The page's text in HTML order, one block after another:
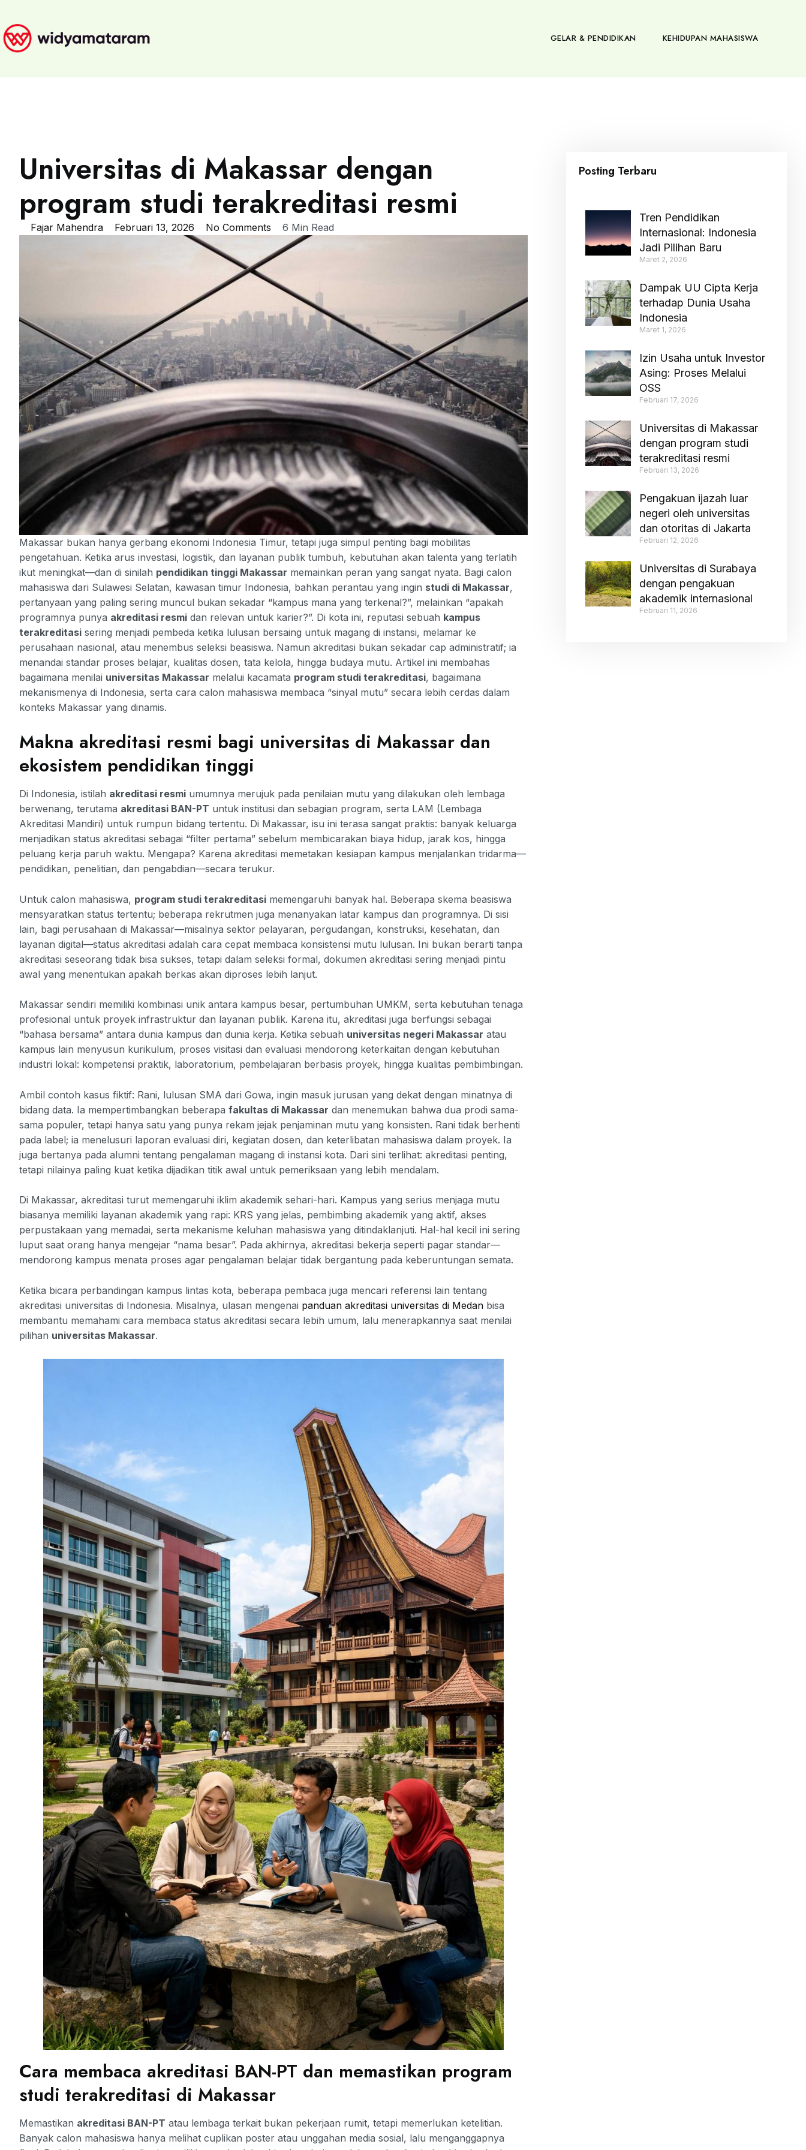
GELAR & PENDIDIKAN KEHIDUPAN MAHASISWA
Universitas di Makassar dengan
program studi terakreditasi resmi
Fajar Mahendra Februari 13, 2026 No Comments 6 Min Read
Makassar bukan hanya gerbang ekonomi Indonesia Timur, tetapi juga simpul penting bagi mobilitas
pengetahuan. Ketika arus investasi, logistik, dan layanan publik tumbuh, kebutuhan akan talenta yang terlatih
ikut meningkat—dan di sinilah pendidikan tinggi Makassar memainkan peran yang sangat nyata. Bagi calon
mahasiswa dari Sulawesi Selatan, kawasan timur Indonesia, bahkan perantau yang ingin studi di Makassar,
pertanyaan yang paling sering muncul bukan sekadar “kampus mana yang terkenal?”, melainkan “apakah
programnya punya akreditasi resmi dan relevan untuk karier?”. Di kota ini, reputasi sebuah kampus
terakreditasi sering menjadi pembeda ketika lulusan bersaing untuk magang di instansi, melamar ke
perusahaan nasional, atau menembus seleksi beasiswa. Namun akreditasi bukan sekadar cap administratif; ia
menandai standar proses belajar, kualitas dosen, tata kelola, hingga budaya mutu. Artikel ini membahas
bagaimana menilai universitas Makassar melalui kacamata program studi terakreditasi, bagaimana
mekanismenya di Indonesia, serta cara calon mahasiswa membaca “sinyal mutu” secara lebih cerdas dalam
konteks Makassar yang dinamis.
Makna akreditasi resmi bagi universitas di Makassar dan
ekosistem pendidikan tinggi
Di Indonesia, istilah akreditasi resmi umumnya merujuk pada penilaian mutu yang dilakukan oleh lembaga
berwenang, terutama akreditasi BAN-PT untuk institusi dan sebagian program, serta LAM (Lembaga
Akreditasi Mandiri) untuk rumpun bidang tertentu. Di Makassar, isu ini terasa sangat praktis: banyak keluarga
menjadikan status akreditasi sebagai “filter pertama” sebelum membicarakan biaya hidup, jarak kos, hingga
peluang kerja paruh waktu. Mengapa? Karena akreditasi memetakan kesiapan kampus menjalankan tridarma—
pendidikan, penelitian, dan pengabdian—secara terukur.
Untuk calon mahasiswa, program studi terakreditasi memengaruhi banyak hal. Beberapa skema beasiswa
mensyaratkan status tertentu; beberapa rekrutmen juga menanyakan latar kampus dan programnya. Di sisi
lain, bagi perusahaan di Makassar—misalnya sektor pelayaran, pergudangan, konstruksi, kesehatan, dan
layanan digital—status akreditasi adalah cara cepat membaca konsistensi mutu lulusan. Ini bukan berarti tanpa
akreditasi seseorang tidak bisa sukses, tetapi dalam seleksi formal, dokumen akreditasi sering menjadi pintu
awal yang menentukan apakah berkas akan diproses lebih lanjut.
Makassar sendiri memiliki kombinasi unik antara kampus besar, pertumbuhan UMKM, serta kebutuhan tenaga
profesional untuk proyek infrastruktur dan layanan publik. Karena itu, akreditasi juga berfungsi sebagai
“bahasa bersama” antara dunia kampus dan dunia kerja. Ketika sebuah universitas negeri Makassar atau
kampus lain menyusun kurikulum, proses visitasi dan evaluasi mendorong keterkaitan dengan kebutuhan
industri lokal: kompetensi praktik, laboratorium, pembelajaran berbasis proyek, hingga kualitas pembimbingan.
Ambil contoh kasus fiktif: Rani, lulusan SMA dari Gowa, ingin masuk jurusan yang dekat dengan minatnya di
bidang data. Ia mempertimbangkan beberapa fakultas di Makassar dan menemukan bahwa dua prodi sama-
sama populer, tetapi hanya satu yang punya rekam jejak penjaminan mutu yang konsisten. Rani tidak berhenti
pada label; ia menelusuri laporan evaluasi diri, kegiatan dosen, dan keterlibatan mahasiswa dalam proyek. Ia
juga bertanya pada alumni tentang pengalaman magang di instansi kota. Dari sini terlihat: akreditasi penting,
tetapi nilainya paling kuat ketika dijadikan titik awal untuk pemeriksaan yang lebih mendalam.
Di Makassar, akreditasi turut memengaruhi iklim akademik sehari-hari. Kampus yang serius menjaga mutu
biasanya memiliki layanan akademik yang rapi: KRS yang jelas, pembimbing akademik yang aktif, akses
perpustakaan yang memadai, serta mekanisme keluhan mahasiswa yang ditindaklanjuti. Hal-hal kecil ini sering
luput saat orang hanya mengejar “nama besar”. Pada akhirnya, akreditasi bekerja seperti pagar standar—
mendorong kampus menata proses agar pengalaman belajar tidak bergantung pada keberuntungan semata.
Ketika bicara perbandingan kampus lintas kota, beberapa pembaca juga mencari referensi lain tentang
akreditasi universitas di Indonesia. Misalnya, ulasan mengenai panduan akreditasi universitas di Medan bisa
membantu memahami cara membaca status akreditasi secara lebih umum, lalu menerapkannya saat menilai
pilihan universitas Makassar.
Cara membaca akreditasi BAN-PT dan memastikan program
studi terakreditasi di Makassar
Memastikan akreditasi BAN-PT atau lembaga terkait bukan pekerjaan rumit, tetapi memerlukan ketelitian.
Banyak calon mahasiswa hanya melihat cuplikan poster atau unggahan media sosial, lalu menganggapnya
Posting Terbaru
Tren Pendidikan
Internasional: Indonesia
Jadi Pilihan Baru
Maret 2, 2026
Dampak UU Cipta Kerja
terhadap Dunia Usaha
Indonesia
Maret 1, 2026
Izin Usaha untuk Investor
Asing: Proses Melalui
OSS
Februari 17, 2026
Universitas di Makassar
dengan program studi
terakreditasi resmi
Februari 13, 2026
Pengakuan ijazah luar
negeri oleh universitas
dan otoritas di Jakarta
Februari 12, 2026
Universitas di Surabaya
dengan pengakuan
akademik internasional
Februari 11, 2026